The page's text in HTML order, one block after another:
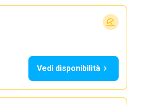
Vedi disponibilità